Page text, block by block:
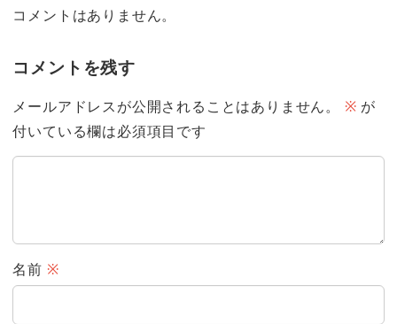
コメントはありません。
コメントを残す
メールアドレスが公開されることはありません。 ※ が
付いている欄は必須項目です
名前 ※